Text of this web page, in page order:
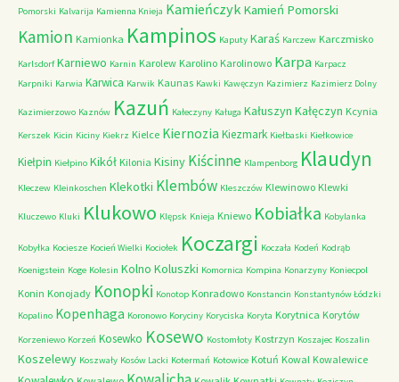
Pomorski Kalvarija Kamienna Knieja Kamieńczyk Kamień Pomorski
Kamion Kamionka Kampinos Kaputy Karaś Karczew Karczmisko
Karlsdorf Karniewo Karnin Karolew Karolino Karolinowo Karpa Karpacz
Karpniki Karwia Karwica Karwik Kaunas Kawki Kawęczyn Kazimierz Kazimierz Dolny
Kazimierzowo Kaznów Kazuń Kałeczyny Kaługa Kałuszyn Kałęczyn Kcynia
Kerszek Kicin Kiciny Kiekrz Kielce Kiernozia Kiezmark Kiełbaski Kiełkowice
Kiełpin Kiełpino Kikół Kilonia Kisiny Kiścinne Klampenborg Klaudyn
Kleczew Kleinkoschen Klekotki Klembów Kleszczów Klewinowo Klewki
Kluczewo Kluki Klukowo Klępsk Knieja Kniewo Kobiałka Kobylanka
Kobyłka Kociesze Kocień Wielki Kociołek Koczargi Koczała Kodeń Kodrąb
Koenigstein Koge Kolesin Kolno Koluszki Komornica Kompina Konarzyny Koniecpol
Konin Konojady Konopki Konotop Konradowo Konstancin Konstantynów Łódzki
Kopalino Kopenhaga Koronowo Koryciny Koryciska Koryta Korytnica Korytów
Korzeniewo Korzeń Kosewko Kosewo Kostomłoty Kostrzyn Koszajec Koszalin
Koszelewy Koszwały Kosów Lacki Kotermań Kotowice Kotuń Kowal Kowalewice